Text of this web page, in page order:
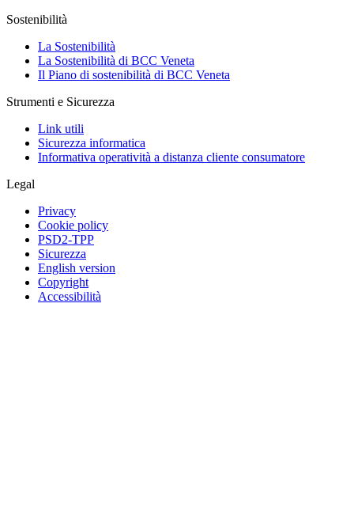
Sostenibilità
La Sostenibilità
La Sostenibilità di BCC Veneta
Il Piano di sostenibilità di BCC Veneta
Strumenti e Sicurezza
Link utili
Sicurezza informatica
Informativa operatività a distanza cliente consumatore
Legal
Privacy
Cookie policy
PSD2-TPP
Sicurezza
English version
Copyright
Accessibilità